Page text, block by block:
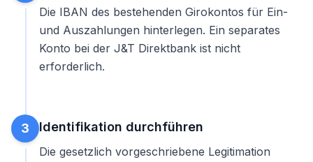
Die IBAN des bestehenden Girokontos für Ein-
und Auszahlungen hinterlegen. Ein separates
Konto bei der J&T Direktbank ist nicht
erforderlich.
3 Identifikation durchführen
Die gesetzlich vorgeschriebene Legitimation